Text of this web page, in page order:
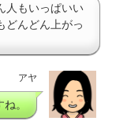
人もいっぱいい
どんどん上がっ
アヤ
ね。